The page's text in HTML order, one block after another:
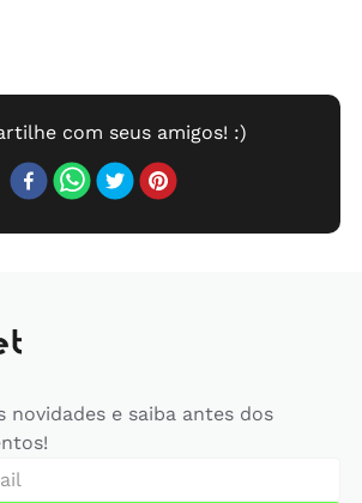
novidades e saiba antes dos